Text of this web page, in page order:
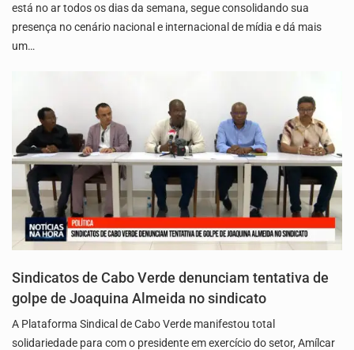
está no ar todos os dias da semana, segue consolidando sua
presença no cenário nacional e internacional de mídia e dá mais
um…
Sindicatos de Cabo Verde denunciam tentativa de
golpe de Joaquina Almeida no sindicato
A Plataforma Sindical de Cabo Verde manifestou total
solidariedade para com o presidente em exercício do setor, Amílcar